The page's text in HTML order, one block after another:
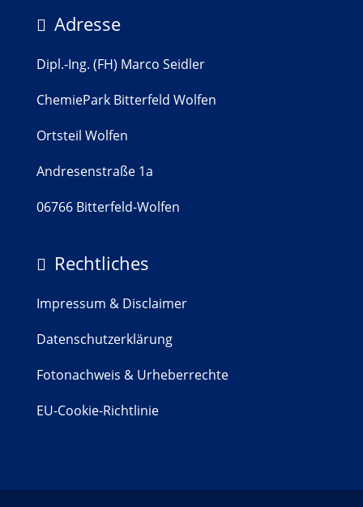
 Adresse
Dipl.-Ing. (FH) Marco Seidler
ChemiePark Bitterfeld Wolfen
Ortsteil Wolfen
Andresenstraße 1a
06766 Bitterfeld-Wolfen
 Rechtliches
Impressum & Disclaimer
Datenschutzerklärung
Fotonachweis & Urheberrechte
EU-Cookie-Richtlinie